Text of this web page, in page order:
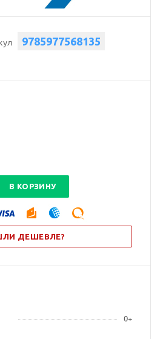
9785977568135
В КОРЗИНУ
ДЕШЕВЛЕ?
0+